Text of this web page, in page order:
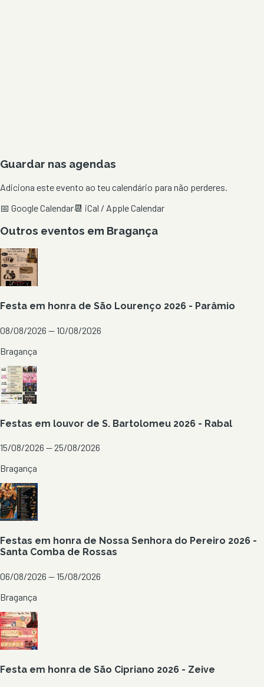
Guardar nas agendas
Adiciona este evento ao teu calendário para não perderes.
📅 Google Calendar📆 iCal / Apple Calendar
Outros eventos em Bragança
Festa em honra de São Lourenço 2026 - Parâmio
08/08/2026 — 10/08/2026
Bragança
Festas em louvor de S. Bartolomeu 2026 - Rabal
15/08/2026 — 25/08/2026
Bragança
Festas em honra de Nossa Senhora do Pereiro 2026 -
Santa Comba de Rossas
06/08/2026 — 15/08/2026
Bragança
Festa em honra de São Cipriano 2026 - Zeive